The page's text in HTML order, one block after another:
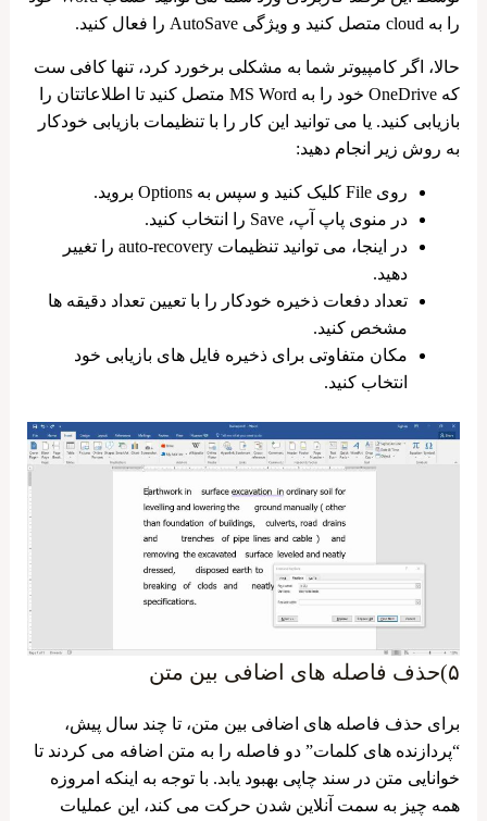
را به cloud متصل کنید و ویژگی AutoSave را فعال کنید.
حالا، اگر کامپیوتر شما به مشکلی برخورد کرد، تنها کافی ست
که OneDrive خود را به MS Word متصل کنید تا اطلاعاتتان را
بازیابی کنید. یا می ‌توانید این کار را با تنظیمات بازیابی خودکار
به روش زیر انجام دهید:
روی File کلیک کنید و سپس به Options بروید.
در منوی پاپ آپ، Save را انتخاب کنید.
در اینجا، می ‌توانید تنظیمات auto-recovery را تغییر
دهید.
تعداد دفعات ذخیره خودکار را با تعیین تعداد دقیقه ‌ها
مشخص کنید.
مکان متفاوتی برای ذخیره فایل‌ های بازیابی خود
انتخاب کنید.
۵)حذف فاصله های اضافی بین متن
برای حذف فاصله‌ های اضافی بین متن، تا چند سال پیش،
“پردازنده ‌های کلمات” دو فاصله را به متن اضافه می ‌کردند تا
خوانایی متن در سند چاپی بهبود یابد. با توجه به اینکه امروزه
همه چیز به سمت آنلاین شدن حرکت می کند، این عملیات